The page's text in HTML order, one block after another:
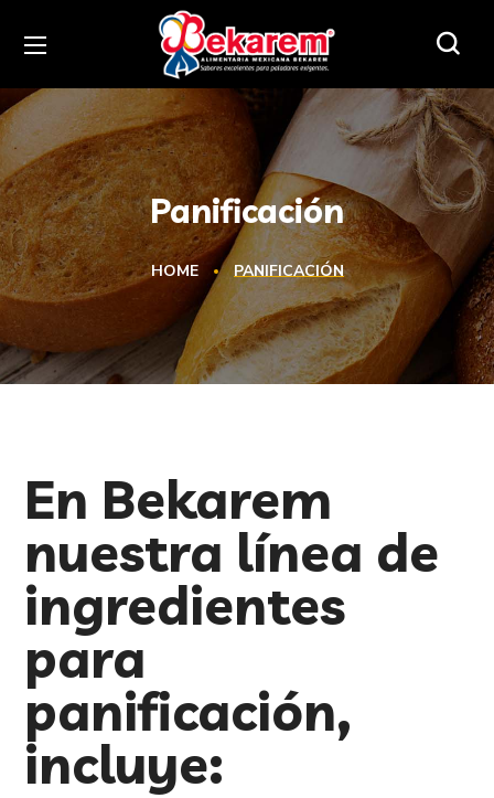
Panificación
HOME PANIFICACIÓN
En Bekarem
nuestra línea de
ingredientes
para
panificación,
incluye: